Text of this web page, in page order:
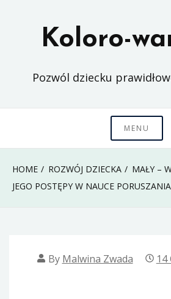
Koloro-
Pozwól dziecku
MENU
HOME ROZWÓJ DZIECKA
MAŁY –
JEGO POSTĘPY W NAUCE
By Malwina Zwada 14